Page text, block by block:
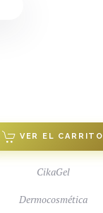
VER EL CARRITO
CikaGel
Dermocosmética